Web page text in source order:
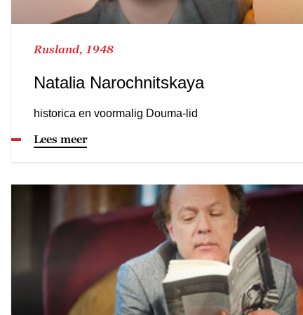
Rusland, 1948
Natalia Narochnitskaya
historica en voormalig Douma-lid
Lees meer